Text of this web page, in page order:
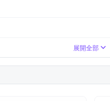
展開全部